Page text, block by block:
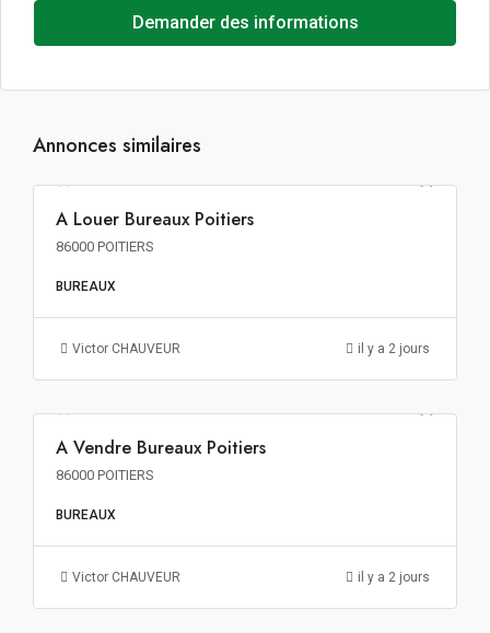
Demander des informations
Annonces similaires
87€ m²/an HT HC
A Louer Bureaux Poitiers
86000 POITIERS
BUREAUX
Victor CHAUVEUR il y a 2 jours
1 576€ m² HT HD HF
A Vendre Bureaux Poitiers
86000 POITIERS
BUREAUX
Victor CHAUVEUR il y a 2 jours